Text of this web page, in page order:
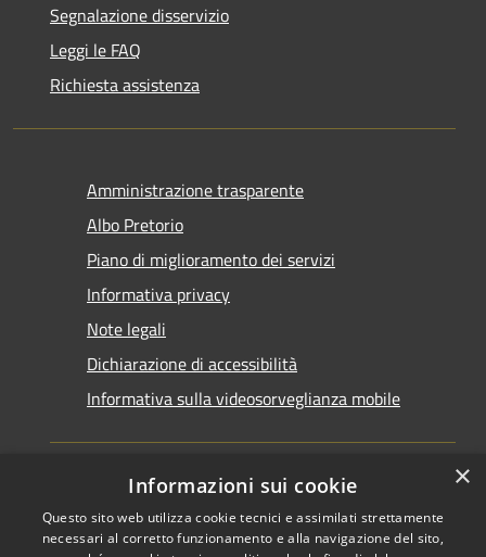
Segnalazione disservizio
Leggi le FAQ
Richiesta assistenza
Amministrazione trasparente
Albo Pretorio
Piano di miglioramento dei servizi
Informativa privacy
Note legali
Dichiarazione di accessibilità
Informativa sulla videosorveglianza mobile
RSS
Copyright © 2026 • Comune di
×
Informazioni sui cookie
Questo sito web utilizza cookie tecnici e assimilati strettamente
necessari al corretto funzionamento e alla navigazione del sito,